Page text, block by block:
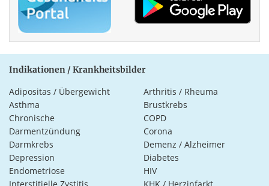
Indikationen / Krankheitsbilder
Adipositas / Übergewicht
Arthritis / Rheuma
Asthma
Brustkrebs
Chronische
Darmentzündung
COPD
Corona
Darmkrebs
Demenz / Alzheimer
Depression
Diabetes
Endometriose
HIV
Interstitielle Zystitis
KHK / Herzinfarkt